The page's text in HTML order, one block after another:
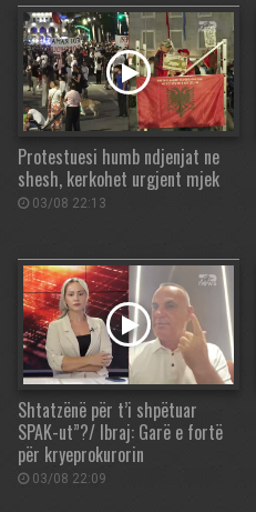
Protestuesi humb ndjenjat ne
shesh, kerkohet urgjent mjek
03/08 22:13
Shtatzënë për t’i shpëtuar
SPAK-ut”?/ Ibraj: Garë e fortë
për kryeprokurorin
03/08 22:09